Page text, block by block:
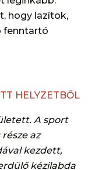
hogy lazítok,
fenntartó
HELYZETBŐL
A sport
az
kezdett,
kézilabda